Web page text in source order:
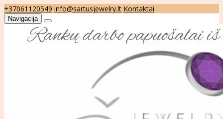
+37061120549 info@sartusjewelry.lt Kontaktai
Navigacija